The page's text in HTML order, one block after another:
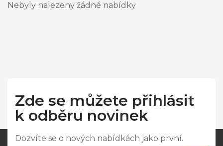
Nebyly nalezeny žádné nabídky
Zde se můžete přihlásit
k odběru novinek
Dozvíte se o nových nabídkách jako první.